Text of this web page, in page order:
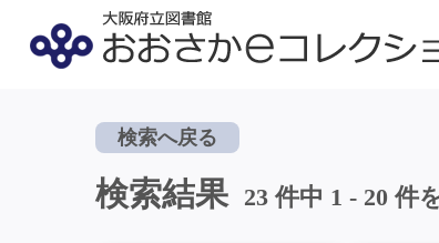
検索へ戻る
検索結果 23 件中 1 - 20 件